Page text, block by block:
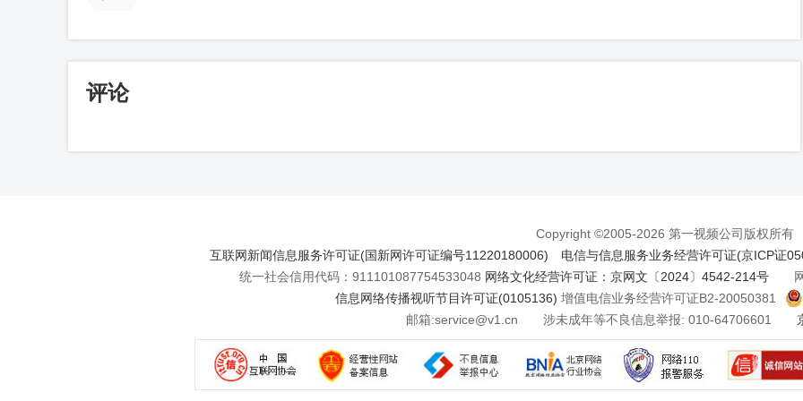
评论
Copyright ©2005-2026 第一视频公司版权所有
互联网新闻信息服务许可证(国新网许可证编号11220180006)
电信与信息服务业务经营许可证(京ICP证
统一社会信用代码：911101087754533048 网络文化经营许可证：京网文〔2024〕4542-214号网络
信息网络传播视听节目许可证(0105136) 增值电信业务经营许可证B2-20050381
邮箱:service@v1.cn 涉未成年等不良信息举报: 010-64706601